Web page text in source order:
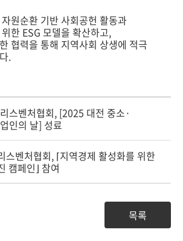
원순환 기반 사회공헌 활동과
한 ESG 모델을 확산하고,
협력을 통해 지역사회 상생에 적극
.
스벤처협회, [2025 대전 중소·
인의 날] 성료
스벤처협회, ⌈지역경제 활성화를 위한
캠페인⌋ 참여
목록